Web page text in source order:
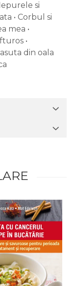
si
• Corbul si
mea •
•
din oala